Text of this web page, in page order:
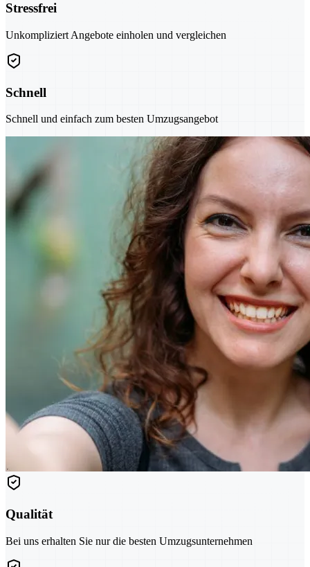
Stressfrei
Unkompliziert Angebote einholen und vergleichen
Schnell
Schnell und einfach zum besten Umzugsangebot
Qualität
Bei uns erhalten Sie nur die besten Umzugsunternehmen